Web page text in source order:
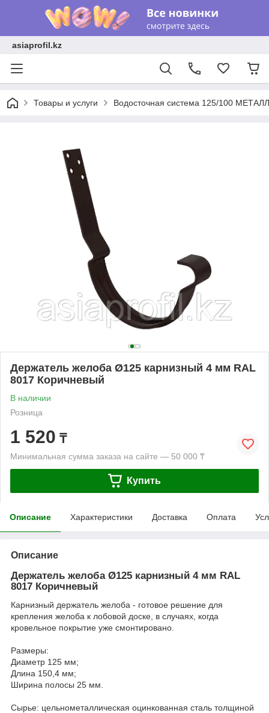
asiaprofil.kz
Товары и услуги Водосточная система 125/100
Держатель желоба Ø125 карнизный 4 мм RAL
8017 Коричневый
В наличии
Розница
1 520 ₸
Минимальная сумма заказа на сайте — 50 000 ₸
Купить
Описание Характеристики Доставка Оплата
Описание
Держатель желоба Ø125 карнизный 4 мм RAL
8017 Коричневый
Карнизный держатель желоба - готовое решение для
крепления желоба к лобовой доске, в случаях, когда
кровельное покрытие уже смонтировано.
Размеры:
Диаметр 125 мм;
Длина 150,4 мм;
Ширина полосы 25 мм.
Сырье: цельнометаллическая оцинкованная сталь толщиной